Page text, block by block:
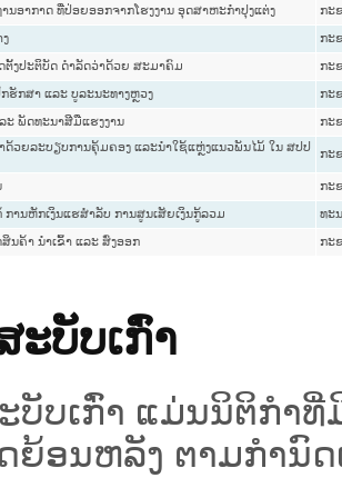
ນອາກາດ ທີ່ປ່ອຍອອກຈາກໂຮງງານ ອຸດສາຫະກຳປຸງແຕ່ງ ກະ
ກະ
ຕັ້ງປະຕິບັດ ດຳລັດວ່າດ້ວຍ ສະມາຄົມ ກະ
ຮັກສາ ແລະ ບູລະນະທາງຫຼວງ ກະ
ະ ພັດທະນາສີມືແຮງງານ
ກະ
ດ້ວຍລະບຽບການຄຸ້ມຄອງ ແລະນໍາໃຊ້ແຫຼ່ງແນວພັນໄມ້ ໃນ ສປປ
ກະ
ກະ
ານຫັກເງິນແຮສໍາລັບ ການສູນເສັຍເງິນກູ້ລວມ ທະ
ນຄ້າ ນໍາເຂົ້າ ແລະ ສົ່ງອອກ ກະ
ະບັບເກົ່າ
ບັບເກົ່າ ແມ່ນນິຕິກໍາ
ອນຫລັງ ຕາມກໍານົດ